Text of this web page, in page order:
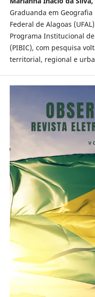
Graduanda em
Federal de Alagoas
Programa Institucional
(PIBIC), com pesquisa
territorial, regional e